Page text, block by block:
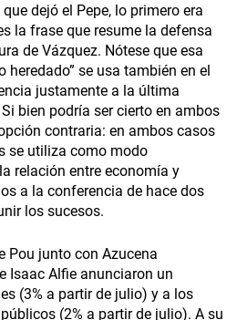
dejó el Pepe, lo primero era
la frase que resume la defensa
de Vázquez. Nótese que esa
heredado” se usa también en el
justamente a la última
bien podría ser cierto en ambos
contraria: en ambos casos
se utiliza como modo
relación entre economía y
a la conferencia de hace dos
los sucesos.
Pou junto con Azucena
Isaac Alfie anunciaron un
(3% a partir de julio) y a los
(2% a partir de julio). A su